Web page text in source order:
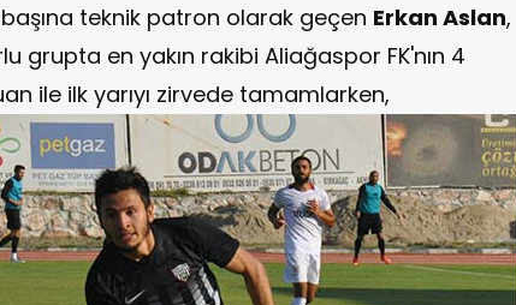
başına teknik patron olarak geçen Erkan Aslan,
grupta en yakın rakibi Aliağaspor FK'nın 4
ile ilk yarıyı zirvede tamamlarken,